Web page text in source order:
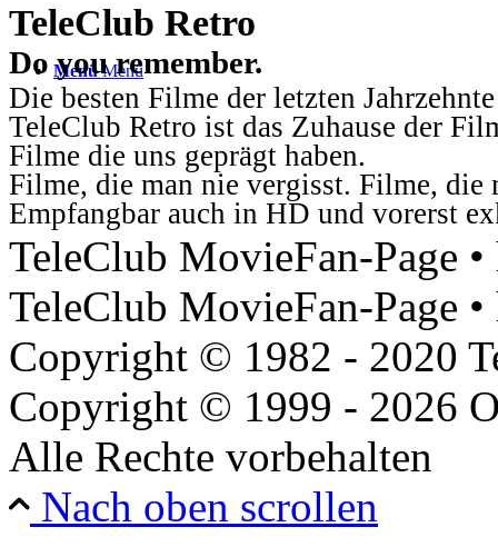
Menü Menü
TeleClub Retro
Do you remember.
Die besten Filme der letzten
TeleClub Retro ist das Zuhause der
Filme die uns geprägt haben.
Filme, die man nie vergisst. Filme, die
Empfangbar auch in HD und vorerst
TeleClub MovieFan-Page
TeleClub MovieFan-Page
Copyright © 1982 - 2020
Copyright © 1999 - 2026
Alle Rechte vorbehalten
Nach oben scrollen